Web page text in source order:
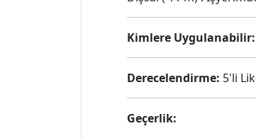
Kimlere Uygulanabilir:
Derecelendirme: 5'li
Geçerlik: